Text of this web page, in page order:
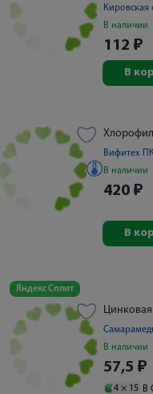
Кировская
В наличии
112 ₽
В
Вифитех
В наличии
420 ₽
В
Яндекс Сплит
Цинковая
В наличии
57,5 ₽
4 × 15 В